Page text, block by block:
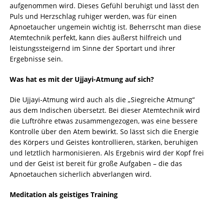
aufgenommen wird. Dieses Gefühl beruhigt und lässt den
Puls und Herzschlag ruhiger werden, was für einen
Apnoetaucher ungemein wichtig ist. Beherrscht man diese
Atemtechnik perfekt, kann dies äußerst hilfreich und
leistungssteigernd im Sinne der Sportart und ihrer
Ergebnisse sein.
Was hat es mit der Ujjayi-Atmung auf sich?
Die Ujjayi-Atmung wird auch als die „Siegreiche Atmung“
aus dem Indischen übersetzt. Bei dieser Atemtechnik wird
die Luftröhre etwas zusammengezogen, was eine bessere
Kontrolle über den Atem bewirkt. So lässt sich die Energie
des Körpers und Geistes kontrollieren, stärken, beruhigen
und letztlich harmonisieren. Als Ergebnis wird der Kopf frei
und der Geist ist bereit für große Aufgaben – die das
Apnoetauchen sicherlich abverlangen wird.
Meditation als geistiges Training